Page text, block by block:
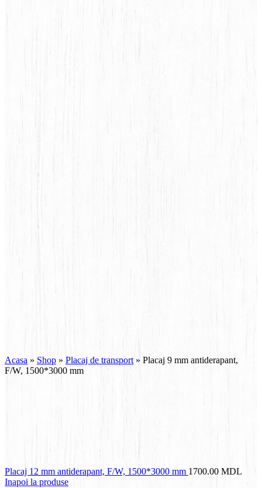
Acasa » Shop » Placaj de transport » Placaj 9 mm antiderapant,
F/W, 1500*3000 mm
Placaj 12 mm antiderapant, F/W, 1500*3000 mm 1700.00 MDL
Inapoi la produse